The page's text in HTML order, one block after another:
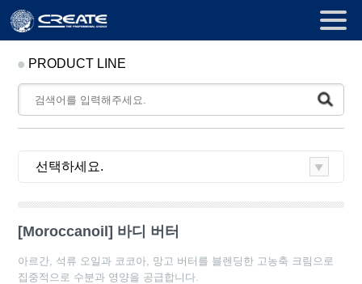
PRODUCT LINE
[Moroccanoil] 바디 버터
아르간, 석류 오일과 코코아, 망고 버터를 블렌딩한 고농축 크림으로
집중적으로 수분과 영양을 공급합니다.